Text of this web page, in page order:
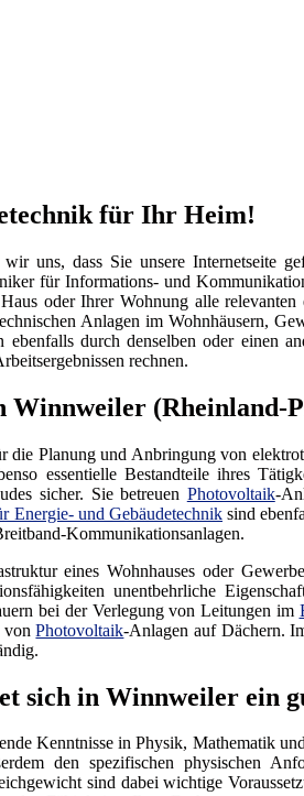
für Ihr Heim!
uns, dass Sie unsere Internetseite
für Informations- und
oder Ihrer Wohnung alle
Anlagen im Wohnhäusern,
ebenfalls durch denselben oder einen
rechnen.
Winnweiler (Rheinland-
Planung und Anbringung von
essentielle Bestandteile ihres
sicher. Sie betreuen Photovoltaik-
Energie- und Gebäudetechnik sind
Kommunikationsanlagen.
eines Wohnhauses oder
unentbehrliche
bei der Verlegung von Leitungen im
vonPhotovoltaik-Anlagen auf Dächern.
sich in Winnweiler ein
Kenntnisse in Physik, Mathematik
den spezifischen physischen
sind dabei wichtige